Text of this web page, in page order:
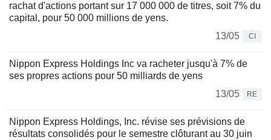
rachat d'actions portant sur 17 000 000 de titres, soit 7% du
capital, pour 50 000 millions de yens.
13/05
CI
Nippon Express Holdings Inc va racheter jusqu'à 7% de
ses propres actions pour 50 milliards de yens
13/05
RE
Nippon Express Holdings, Inc. révise ses prévisions de
résultats consolidés pour le semestre clôturant au 30 juin